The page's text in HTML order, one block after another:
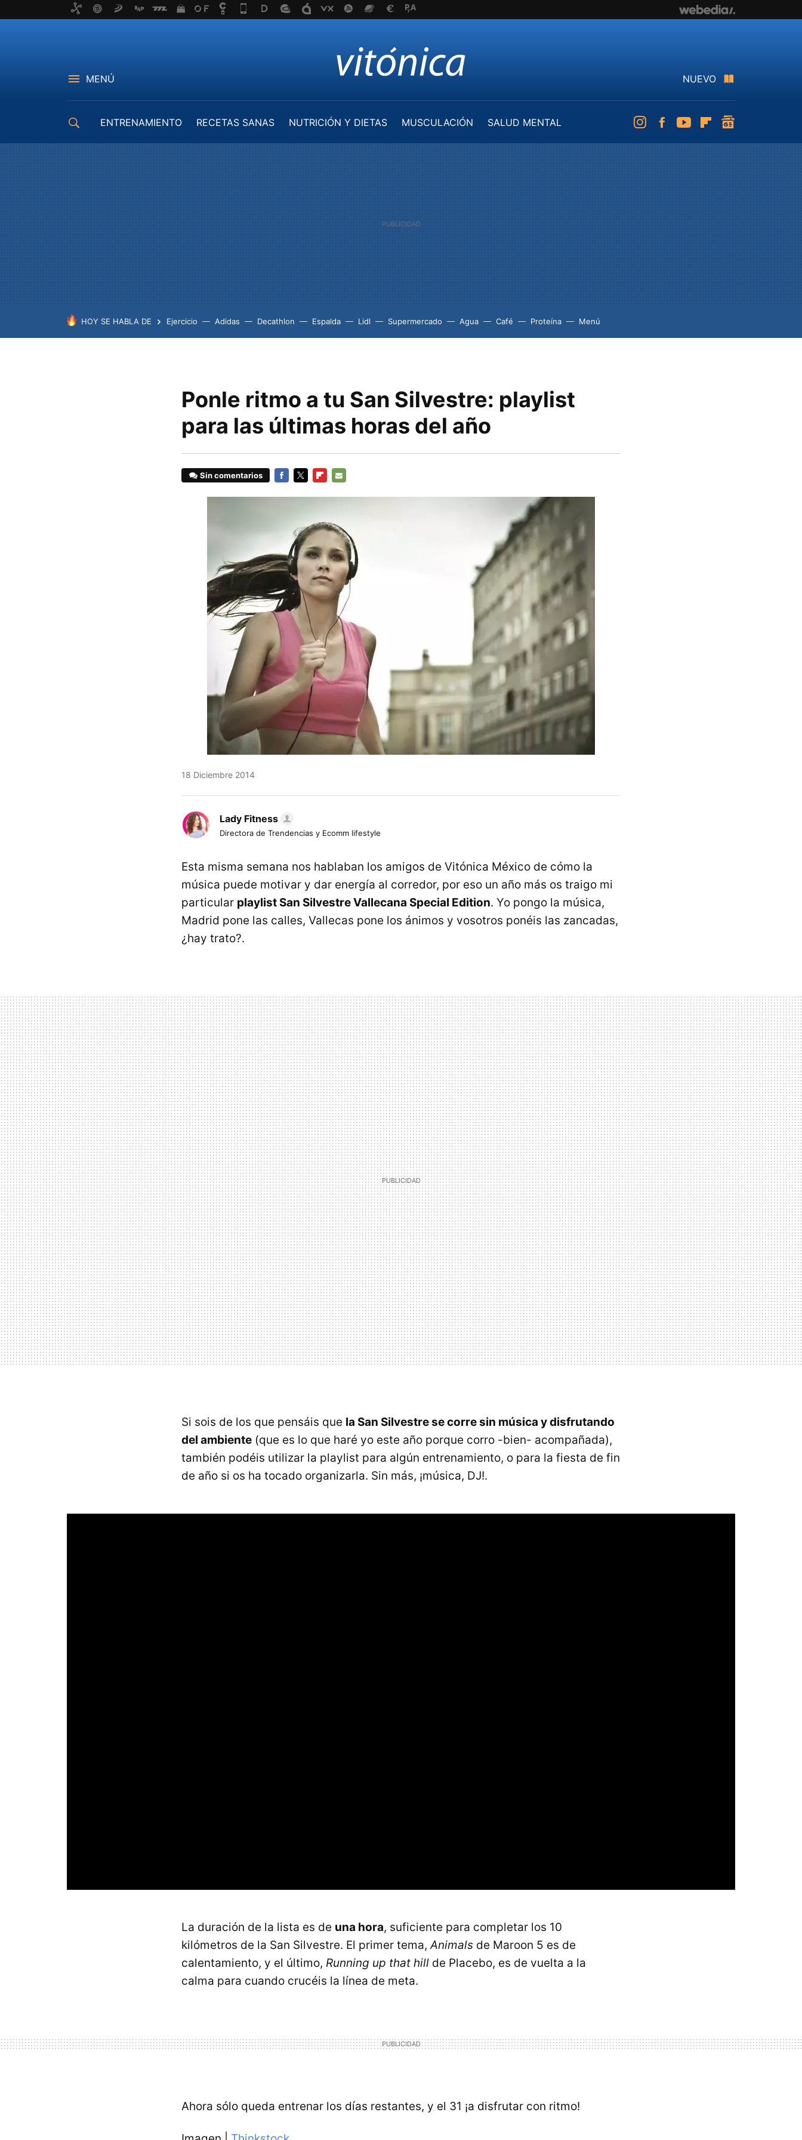
MENÚ NUEVO
ENTRENAMIENTO RECETAS SANAS NUTRICIÓN Y DIETAS MUSCULACIÓN
SALUD MENTAL
InstagramFacebookYoutubeFlipboard
HOY SE HABLA DE Ejercicio Adidas Decathlon Espalda Lidl Supermercado Agua Café Proteína Menú
Ponle ritmo a tu San Silvestre: playlist
para las últimas horas del año
Sin comentarios
18 Diciembre 2014
Lady Fitness
Directora de Trendencias y Ecomm lifestyle
Esta misma semana nos hablaban los amigos de Vitónica México de cómo la
música puede motivar y dar energía al corredor, por eso un año más os traigo mi
particular playlist San Silvestre Vallecana Special Edition. Yo pongo la música,
Madrid pone las calles, Vallecas pone los ánimos y vosotros ponéis las zancadas,
¿hay trato?.
Si sois de los que pensáis que la San Silvestre se corre sin música y disfrutando
del ambiente (que es lo que haré yo este año porque corro -bien- acompañada),
también podéis utilizar la playlist para algún entrenamiento, o para la fiesta de fin
de año si os ha tocado organizarla. Sin más, ¡música, DJ!.
La duración de la lista es de una hora, suficiente para completar los 10
kilómetros de la San Silvestre. El primer tema,Animals de Maroon 5 es de
calentamiento, y el último, Running up that hill de Placebo, es de vuelta a la
calma para cuando crucéis la línea de meta.
Ahora sólo queda entrenar los días restantes, y el 31 ¡a disfrutar con ritmo!